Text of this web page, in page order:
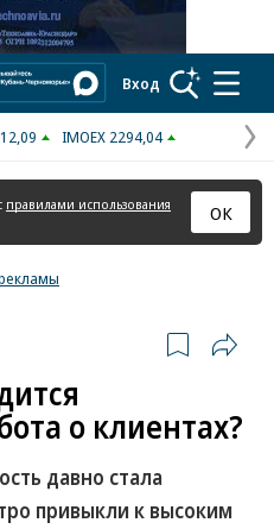
Вход
IMOEX 2294,04
правилами использования
ОК
о клиентах?
давно стала
привыкли к высоким